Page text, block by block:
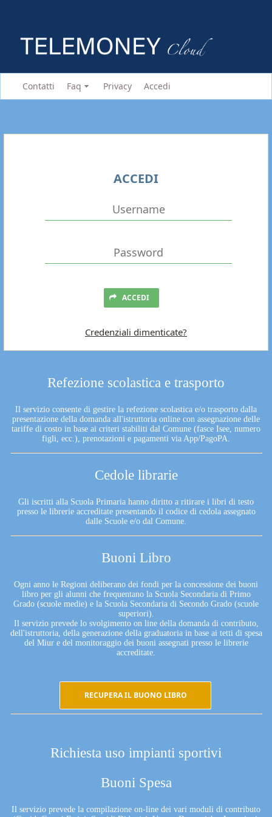
Contatti Faq Privacy Accedi
Refezione scolastica e trasporto
Il servizio consente di gestire la refezione scolastica e/o trasporto dalla
presentazione della domanda all'istruttoria online con assegnazione delle
tariffe di costo in base ai criteri stabiliti dal Comune (fasce Isee, numero
figli, ecc.), prenotazioni e pagamenti via App/PagoPA.
Cedole librarie
Gli iscritti alla Scuola Primaria hanno diritto a ritirare i libri di testo
presso le librerie accreditate presentando il codice di cedola assegnato
dalle Scuole e/o dal Comune.
Buoni Libro
Ogni anno le Regioni deliberano dei fondi per la concessione dei buoni
libro per gli alunni che frequentano la Scuola Secondaria di Primo
Grado (scuole medie) e la Scuola Secondaria di Secondo Grado (scuole
superiori).
Il servizio prevede lo svolgimento on line della domanda di contributo,
dell'istruttoria, della generazione della graduatoria in base ai tetti di spesa
del Miur e del monitoraggio dei buoni assegnati presso le librerie
accreditate.
RECUPERA IL BUONO LIBRO
Richiesta uso impianti sportivi
Buoni Spesa
Il servizio prevede la compilazione on-line dei vari moduli di contributo
ACCEDI
ACCEDI
Credenziali dimenticate?